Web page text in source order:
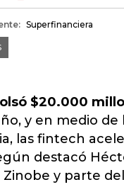
$20.000
y en medio de
las fintech
destacó
y parte